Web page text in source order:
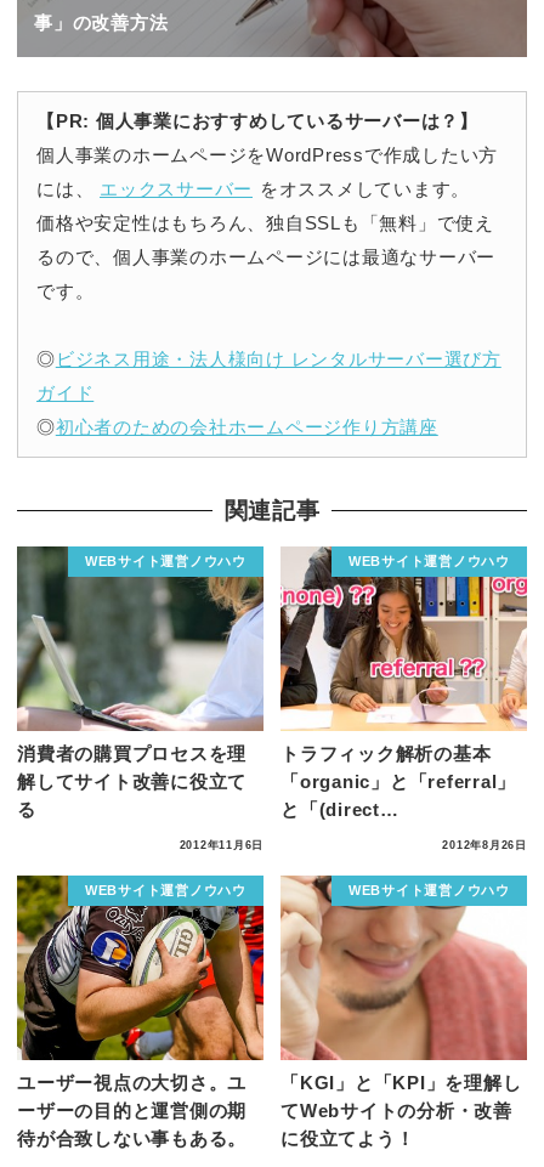
事」の改善方法
【PR: 個人事業におすすめしているサーバーは？】
個人事業のホームページをWordPressで作成したい方
には、 エックスサーバー をオススメしています。
価格や安定性はもちろん、独自SSLも「無料」で使え
るので、個人事業のホームページには最適なサーバー
です。
◎ビジネス用途・法人様向け レンタルサーバー選び方
ガイド
◎初心者のための会社ホームページ作り方講座
関連記事
WEBサイト運営ノウハウ
消費者の購買プロセスを理
解してサイト改善に役立て
る
2012年11月6日
WEBサイト運営ノウハウ
トラフィック解析の基本
「organic」と「referral」
と「(direct…
2012年8月26日
WEBサイト運営ノウハウ
ユーザー視点の大切さ。ユ
ーザーの目的と運営側の期
待が合致しない事もある。
WEBサイト運営ノウハウ
「KGI」と「KPI」を理解し
てWebサイトの分析・改善
に役立てよう！